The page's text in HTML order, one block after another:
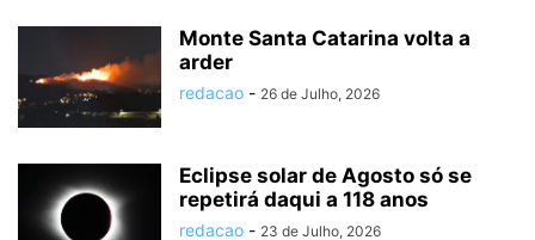
Monte Santa Catarina volta a
arder
redacao - 26 de Julho, 2026
Eclipse solar de Agosto só se
repetirá daqui a 118 anos
redacao - 23 de Julho, 2026